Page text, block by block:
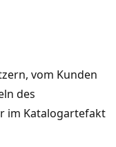
vom Kunden
des
im Katalogartefakt